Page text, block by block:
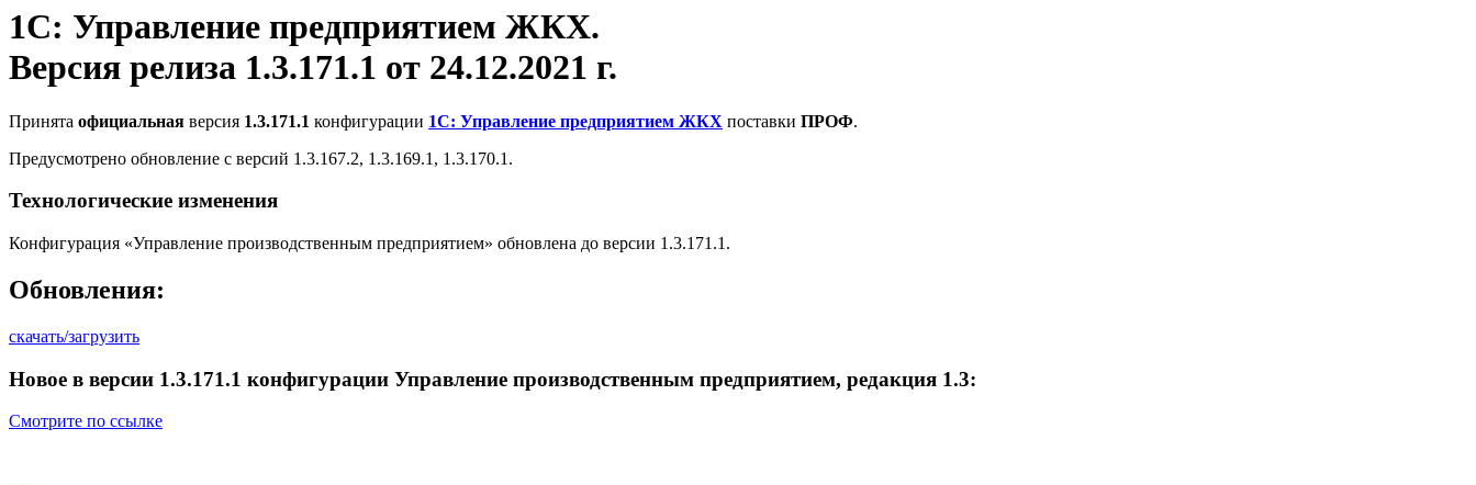
1С: Управление предприятием ЖКХ.
Версия релиза 1.3.171.1 от 24.12.2021 г.
Принята официальная версия 1.3.171.1 конфигурации 1С: Управление предприятием ЖКХ поставки ПРОФ.
Предусмотрено обновление с версий 1.3.167.2, 1.3.169.1, 1.3.170.1.
Технологические изменения
Конфигурация «Управление производственным предприятием» обновлена до версии 1.3.171.1.
Обновления:
скачать/загрузить
Новое в версии 1.3.171.1 конфигурации Управление производственным предприятием, редакция 1.3:
Смотрите по ссылке